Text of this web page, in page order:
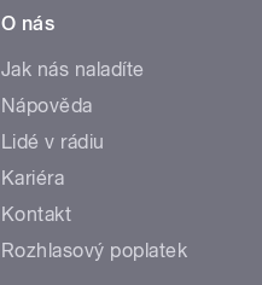
O nás
Jak nás naladíte
Nápověda
Lidé v rádiu
Kariéra
Kontakt
Rozhlasový poplatek